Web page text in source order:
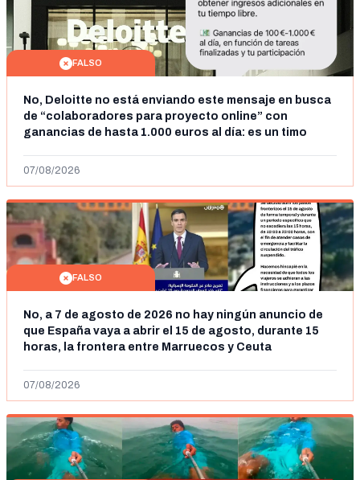
FALSO
No, Deloitte no está enviando este mensaje en busca
de “colaboradores para proyecto online” con
ganancias de hasta 1.000 euros al día: es un timo
07/08/2026
FALSO
No, a 7 de agosto de 2026 no hay ningún anuncio de
que España vaya a abrir el 15 de agosto, durante 15
horas, la frontera entre Marruecos y Ceuta
07/08/2026